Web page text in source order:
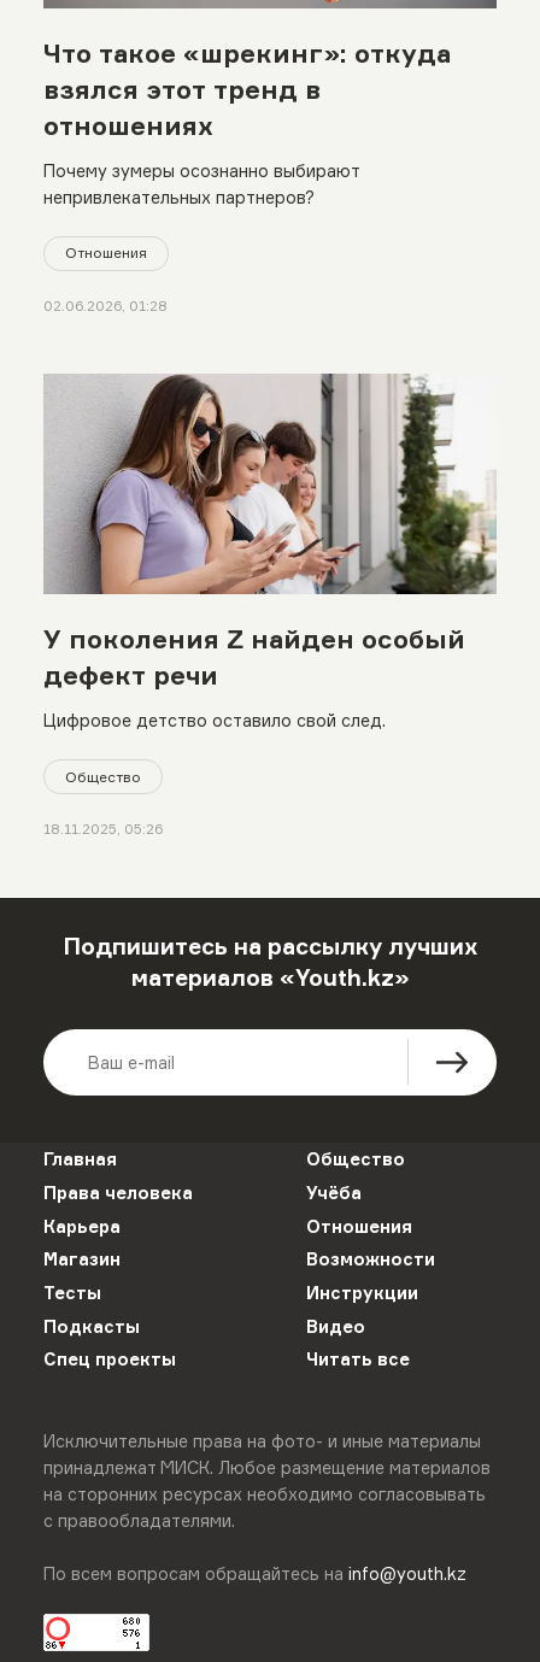
Что такое «шрекинг»: откуда
взялся этот тренд в
отношениях
Почему зумеры осознанно выбирают
непривлекательных партнеров?
Отношения
02.06.2026, 01:28
У поколения Z найден особый
дефект речи
Цифровое детство оставило свой след.
Общество
18.11.2025, 05:26
Подпишитесь на рассылку лучших
материалов «Youth.kz»
Главная
Общество
Права человека
Учёба
Карьера
Отношения
Магазин
Возможности
Тесты
Инструкции
Подкасты
Видео
Спец проекты
Читать все
Исключительные права на фото- и иные материалы
принадлежат МИСК. Любое размещение материалов
на сторонних ресурсах необходимо согласовывать
с правообладателями.
По всем вопросам обращайтесь на info@youth.kz